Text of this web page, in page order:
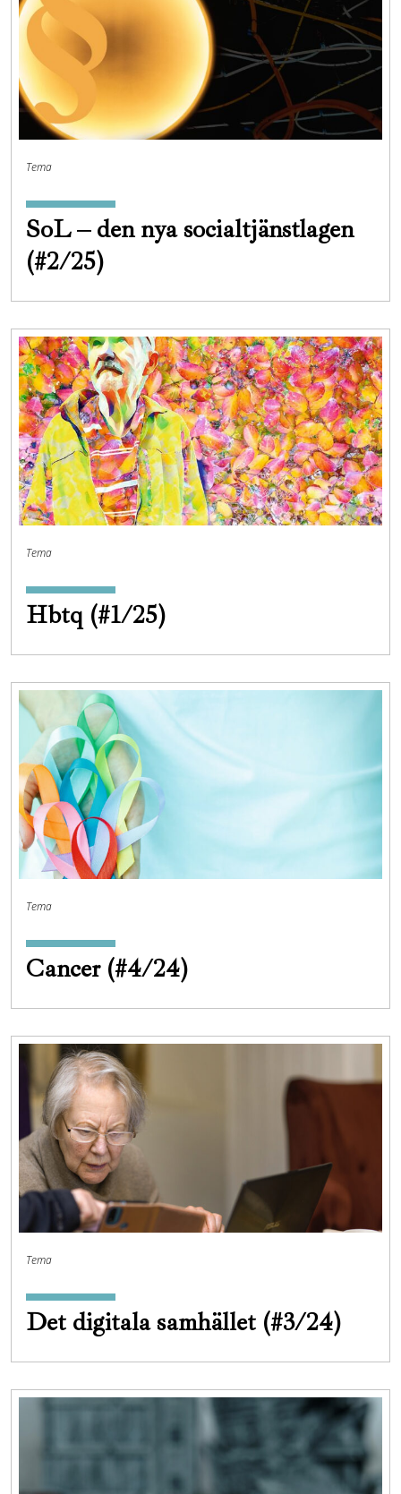
Tema
SoL – den nya socialtjänstlagen
(#2/25)
Tema
Hbtq (#1/25)
Tema
Cancer (#4/24)
Tema
Det digitala samhället (#3/24)